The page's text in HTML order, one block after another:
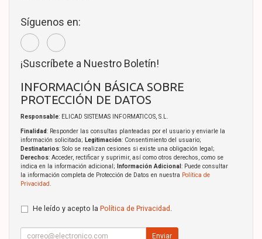
Síguenos en:
¡Suscríbete a Nuestro Boletín!
INFORMACIÓN BÁSICA SOBRE
PROTECCIÓN DE DATOS
Responsable: ELICAD SISTEMAS INFORMATICOS, S.L.
Finalidad: Responder las consultas planteadas por el usuario y enviarle la
información solicitada; Legitimación: Consentimiento del usuario;
Destinatarios: Solo se realizan cesiones si existe una obligación legal;
Derechos: Acceder, rectificar y suprimir, así como otros derechos, como se
indica en la información adicional;
Información Adicional : Puede consultar
la información completa de Protección de Datos en nuestra Política de
Privacidad
He leído y acepto la Política de Privacidad
Enviar